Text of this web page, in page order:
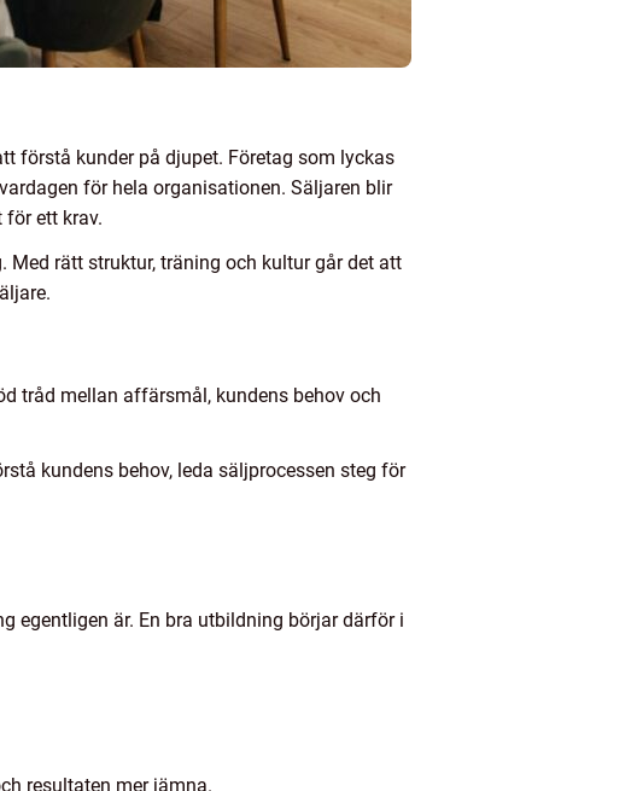
förstå kunder på djupet. Företag som lyckas
för hela organisationen. Säljaren blir
ett krav.
rätt struktur, träning och kultur går det att
tråd mellan affärsmål, kundens behov och
kundens behov, leda säljprocessen steg för
egentligen är. En bra utbildning börjar därför i
resultaten mer jämna.